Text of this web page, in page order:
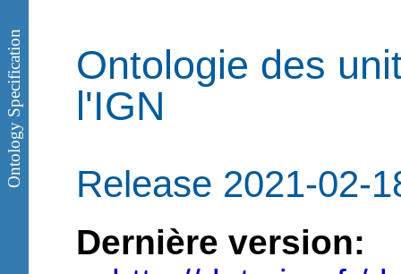
Ontologie des
l'IGN
Release 2021-02-
Dernière version:
Ontology Specification